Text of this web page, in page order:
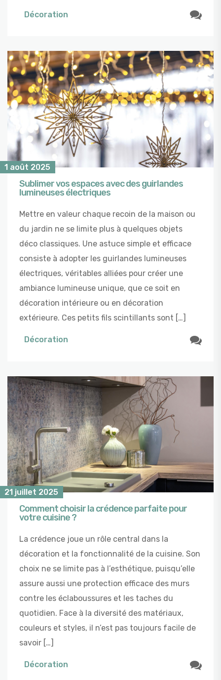
Décoration
1 août 2025
Sublimer vos espaces avec des guirlandes
lumineuses électriques
Mettre en valeur chaque recoin de la maison ou
du jardin ne se limite plus à quelques objets
déco classiques. Une astuce simple et efficace
consiste à adopter les guirlandes lumineuses
électriques, véritables alliées pour créer une
ambiance lumineuse unique, que ce soit en
décoration intérieure ou en décoration
extérieure. Ces petits fils scintillants sont […]
Décoration
21 juillet 2025
Comment choisir la crédence parfaite pour
votre cuisine ?
La crédence joue un rôle central dans la
décoration et la fonctionnalité de la cuisine. Son
choix ne se limite pas à l’esthétique, puisqu’elle
assure aussi une protection efficace des murs
contre les éclaboussures et les taches du
quotidien. Face à la diversité des matériaux,
couleurs et styles, il n’est pas toujours facile de
savoir […]
Décoration